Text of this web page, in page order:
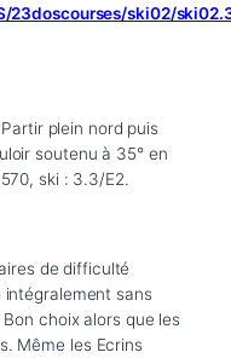
23doscourses/ski02/
plein nord puis
soutenu à 35° en
ski : 3.3/E2.
de difficulté
sans
choix alors que les
Même les Ecrins